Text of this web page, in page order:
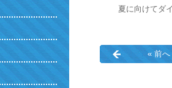
夏に向けてダ
« 前へ